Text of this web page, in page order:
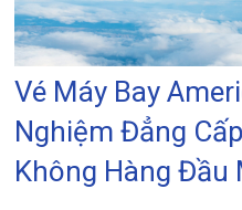
Vé Máy Bay
Nghiệm Đẳng
Không Hàng Đầu